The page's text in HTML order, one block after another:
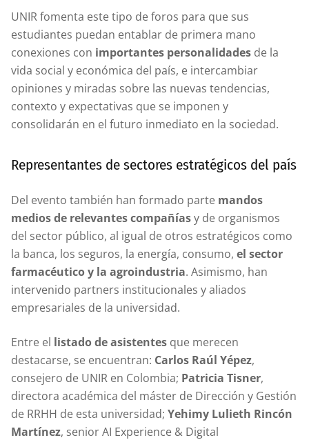
UNIR fomenta este tipo de foros para que sus
estudiantes puedan entablar de primera mano
conexiones con importantes personalidades de la
vida social y económica del país, e intercambiar
opiniones y miradas sobre las nuevas tendencias,
contexto y expectativas que se imponen y
consolidarán en el futuro inmediato en la sociedad.
Representantes de sectores estratégicos del país
Del evento también han formado parte mandos
medios de relevantes compañíasy de organismos
del sector público, al igual de otros estratégicos como
la banca, los seguros, la energía, consumo, el sector
farmacéutico y la agroindustria. Asimismo, han
intervenido partners institucionales y aliados
empresariales de la universidad.
Entre el listado de asistentes que merecen
destacarse, se encuentran: Carlos Raúl Yépez,
consejero de UNIR en Colombia; Patricia Tisner,
directora académica del máster de Dirección y Gestión
de RRHH de esta universidad; Yehimy Lulieth Rincón
Martínez, senior AI Experience & Digital